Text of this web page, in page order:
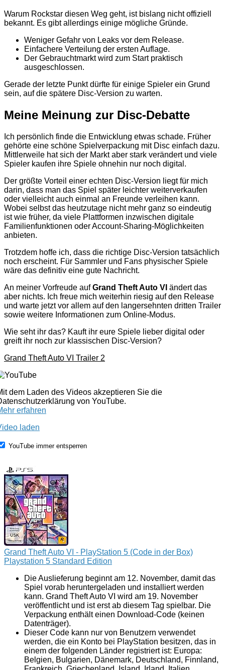
Warum Rockstar diesen Weg geht, ist bislang nicht offiziell
bekannt. Es gibt allerdings einige mögliche Gründe.
Weniger Gefahr von Leaks vor dem Release.
Einfachere Verteilung der ersten Auflage.
Der Gebrauchtmarkt wird zum Start praktisch
ausgeschlossen.
Gerade der letzte Punkt dürfte für einige Spieler ein Grund
sein, auf die spätere Disc-Version zu warten.
Meine Meinung zur Disc-Debatte
Ich persönlich finde die Entwicklung etwas schade. Früher
gehörte eine schöne Spielverpackung mit Disc einfach dazu.
Mittlerweile hat sich der Markt aber stark verändert und viele
Spieler kaufen ihre Spiele ohnehin nur noch digital.
Der größte Vorteil einer echten Disc-Version liegt für mich
darin, dass man das Spiel später leichter weiterverkaufen
oder vielleicht auch einmal an Freunde verleihen kann.
Wobei selbst das heutzutage nicht mehr ganz so eindeutig
ist wie früher, da viele Plattformen inzwischen digitale
Familienfunktionen oder Account-Sharing-Möglichkeiten
anbieten.
Trotzdem hoffe ich, dass die richtige Disc-Version tatsächlich
noch erscheint. Für Sammler und Fans physischer Spiele
wäre das definitiv eine gute Nachricht.
An meiner Vorfreude aufGrand Theft Auto VI ändert das
aber nichts. Ich freue mich weiterhin riesig auf den Release
und warte jetzt vor allem auf den langersehnten dritten Trailer
sowie weitere Informationen zum Online-Modus.
Wie seht ihr das? Kauft ihr eure Spiele lieber digital oder
greift ihr noch zur klassischen Disc-Version?
Grand Theft Auto VI Trailer 2
dem Laden des Videos akzeptieren Sie die
von YouTube.
erfahren
laden
YouTube immer entsperren
Grand Theft Auto VI - PlayStation 5 (Code in der Box)
Playstation 5 Standard Edition
Die Auslieferung beginnt am 12. November, damit das
Spiel vorab heruntergeladen und installiert werden
kann. Grand Theft Auto VI wird am 19. November
veröffentlicht und ist erst ab diesem Tag spielbar. Die
Verpackung enthält einen Download-Code (keinen
Datenträger).
Dieser Code kann nur von Benutzern verwendet
werden, die ein Konto bei PlayStation besitzen, das in
einem der folgenden Länder registriert ist: Europa:
Belgien, Bulgarien, Dänemark, Deutschland, Finnland,